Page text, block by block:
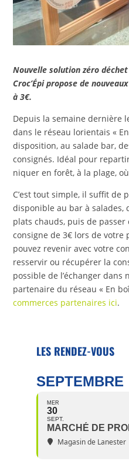
Nouvelle solution zéro
Croc’Épi propose de
à 3€.
Depuis la semaine dernière
dans le réseau lorientais «
disposition, au salade bar,
consignés. Idéal pour
niquer en forêt, à la plage,
C’est tout simple, il suffit de
disponible au bar à salades,
plats chauds, puis de
consigne de 3€ lors de votre
pouvez revenir avec votre
resservir ou récupérer la
possible de l’échanger dans
partenaire du réseau « En
commerces partenaires ici.
LES RENDEZ-VOUS
SEPTEMBRE
MER
30
SEPT.
MARCHÉ DE
Magasin de Lanester